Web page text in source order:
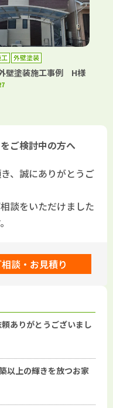
外壁塗装
壁塗装施工事例 H様
ご検討中の方へ
、誠にありがとうご
談をいただけました
談・お見積り
ありがとうございまし
以上の輝きを放つお家